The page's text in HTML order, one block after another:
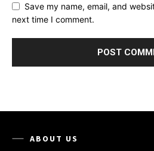
Save my name, email, and
next time I comment.
ABOUT US